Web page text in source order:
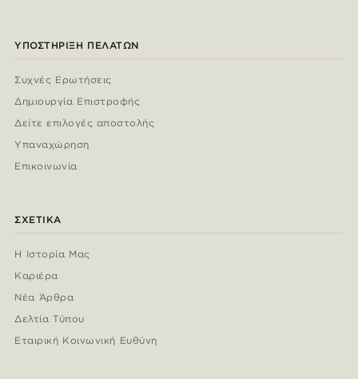
ΥΠΟΣΤΉΡΙΞΗ ΠΕΛΑΤΏΝ
Συχνές Ερωτήσεις
Δημιουργία Επιστροφής
Δείτε επιλογές αποστολής
Υπαναχώρηση
Επικοινωνία
ΣΧΕΤΙΚΆ
Η Ιστορία Μας
Καριέρα
Νέα Άρθρα
Δελτία Τύπου
Εταιρική Κοινωνική Ευθύνη